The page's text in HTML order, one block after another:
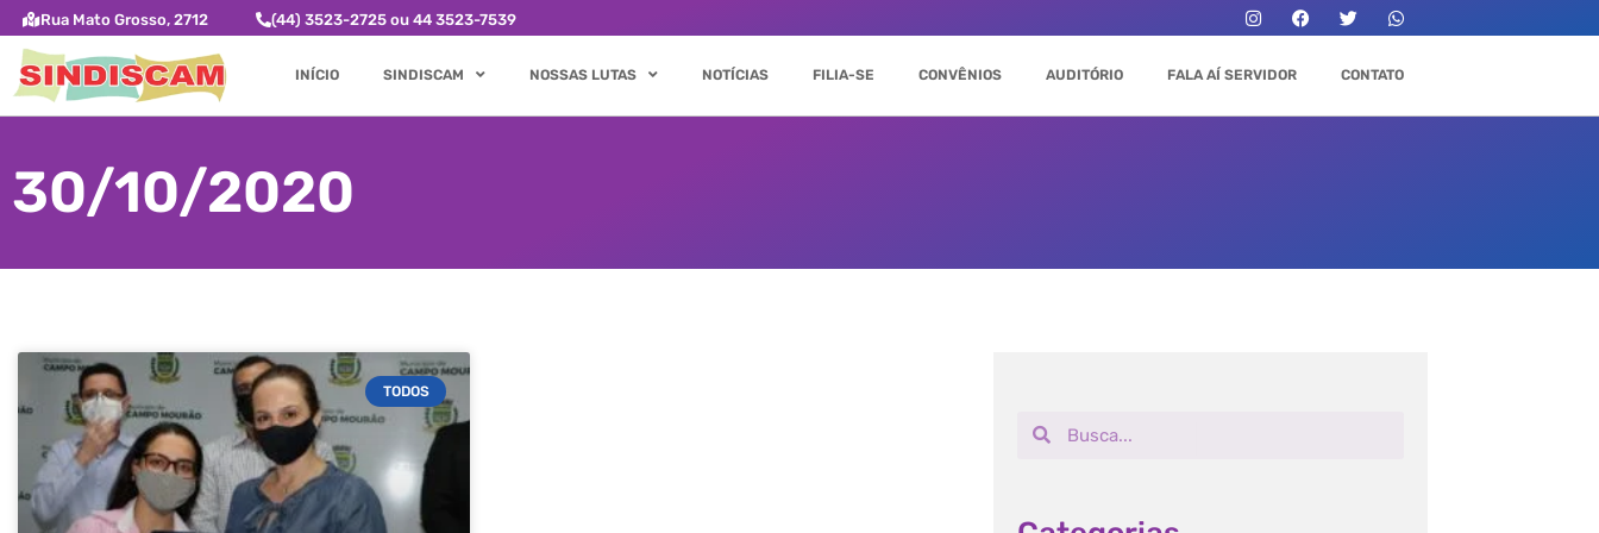
Rua Mato Grosso, 2712 (44) 3523-2725 ou 44 3523-7539
INÍCIO SINDISCAM NOSSAS LUTAS NOTÍCIAS FILIA-SE CONVÊNIOS AUDITÓRIO FALA AÍ SERVIDOR CONTATO
30/10/2020
TODOS